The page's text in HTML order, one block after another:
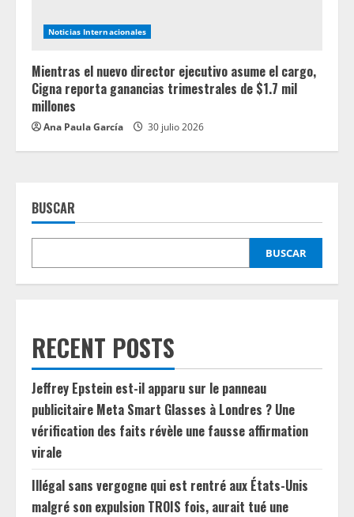
Noticias Internacionales
Mientras el nuevo director ejecutivo asume el cargo,
Cigna reporta ganancias trimestrales de $1.7 mil
millones
Ana Paula García 30 julio 2026
BUSCAR
BUSCAR
RECENT POSTS
Jeffrey Epstein est-il apparu sur le panneau
publicitaire Meta Smart Glasses à Londres ? Une
vérification des faits révèle une fausse affirmation
virale
Illégal sans vergogne qui est rentré aux États-Unis
malgré son expulsion TROIS fois, aurait tué une